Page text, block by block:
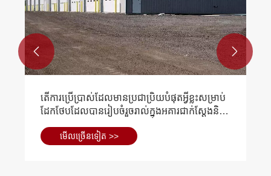
ក្រុមហ៊ុនទទួលបានពានរង្វាន់ "មូលដ្ឋានឧស្សាហកម្ម
សំណង់ថ្មីខេត្ត"
មើល​ច្រើន​ទៀត >>
 